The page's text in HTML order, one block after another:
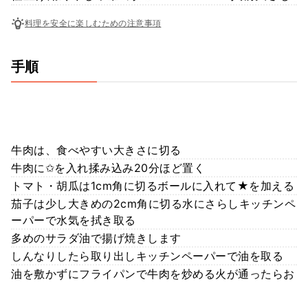
料理を安全に楽しむための注意事項
手順
牛肉は、食べやすい大きさに切る
牛肉に✩を入れ揉み込み20分ほど置く
トマト・胡瓜は1cm角に切るボールに入れて★を加える
茄子は少し大きめの2cm角に切る水にさらしキッチンペ
ーパーで水気を拭き取る
多めのサラダ油で揚げ焼きします
しんなりしたら取り出しキッチンペーパーで油を取る
油を敷かずにフライパンで牛肉を炒める火が通ったらお